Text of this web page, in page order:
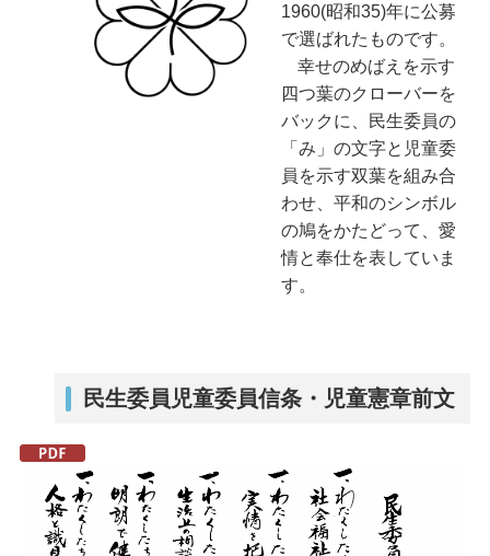
1960(昭和35)年に公募
で選ばれたものです。
幸せのめばえを示す
四つ葉のクローバーを
バックに、民生委員の
「み」の文字と児童委
員を示す双葉を組み合
わせ、平和のシンボル
の鳩をかたどって、愛
情と奉仕を表していま
す。
民生委員児童委員信条・児童憲章前文